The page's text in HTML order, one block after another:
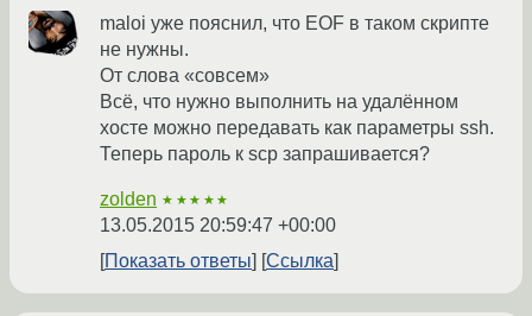
maloi уже пояснил, что EOF в таком скрипте
не нужны.
От слова «совсем»
Всё, что нужно выполнить на удалённом
хосте можно передавать как параметры ssh.
Теперь пароль к scp запрашивается?
zolden ★★★★★
13.05.2015 20:59:47 +00:00
Показать ответы
Ссылка